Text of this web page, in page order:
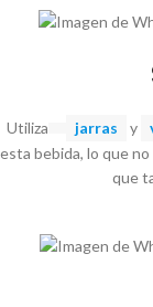
Utiliza jarras y
esta bebida, lo que
que